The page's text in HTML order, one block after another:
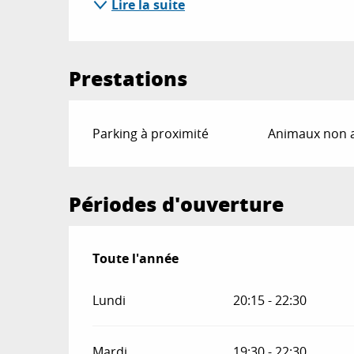
Lire la suite
Prestations
Parking à proximité Animaux non
Périodes d'ouverture
Toute l'année
Toute l'année
Lundi 20:15 - 22:30